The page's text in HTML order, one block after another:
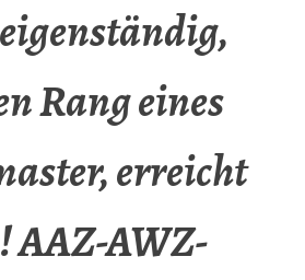
Rang eines
erreicht
AAZ-AWZ-